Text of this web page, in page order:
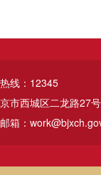
线：12345
市西城区二龙路27号
箱：